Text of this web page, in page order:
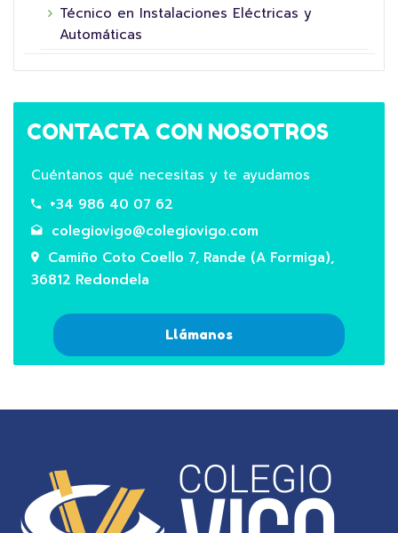
Técnico en Instalaciones Eléctricas y
Automáticas
CONTACTA CON NOSOTROS
Cuéntanos qué necesitas y te ayudamos
+34 986 40 07 62
colegiovigo@colegiovigo.com
Camiño Coto Coello 7, Rande (A Formiga),
36812 Redondela
Llámanos